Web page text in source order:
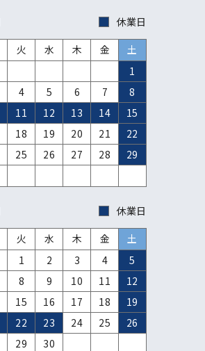
休業日
火 水 木 金
土
1
4 5 6 7
8
11 12 13 14
15
18 19 20 21
22
25 26 27 28
29
休業日
火 水 木 金
土
1
2 3 4
5
8 9 10 11
12
15 16 17 18
19
22 23 24 25
26
29 30